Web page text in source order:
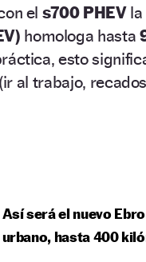
el s700 PHEVla
homologa hasta
esto
al trabajo,
Así será el nuevo
urbano, hasta 400